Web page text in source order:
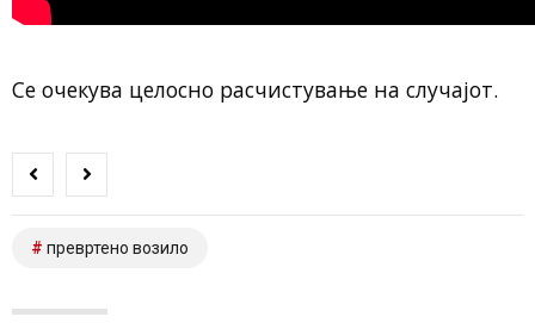
Се очекува целосно расчистување на случајот.
превртено возило